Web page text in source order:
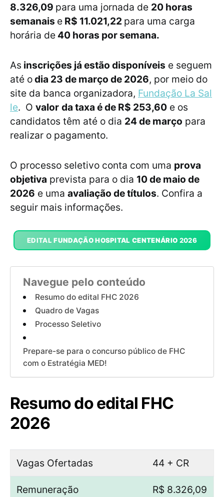
8.326,09 para uma jornada de 20 horas
semanais e R$ 11.021,22 para uma carga
horária de 40 horas por semana.
As inscrições já estão disponíveis e seguem
até odia 23 de março de 2026, por meio do
site da banca organizadora, Fundação La Sal
le. O valor da taxa é de R$ 253,60 e os
candidatos têm até o dia 24 de março para
realizar o pagamento.
O processo seletivo conta com uma prova
objetiva prevista para o dia 10 de maio de
2026 e uma avaliação de títulos. Confira a
seguir mais informações.
EDITALFUNDAÇÃO HOSPITAL CENTENÁRIO 2026
Navegue pelo conteúdo
Resumo do edital FHC 2026
Quadro de Vagas
Processo Seletivo
Prepare-se para o concurso público de FHC
com o Estratégia MED!
Resumo do edital FHC
2026
Vagas Ofertadas 44 + CR
Remuneração
R$ 8.326,09